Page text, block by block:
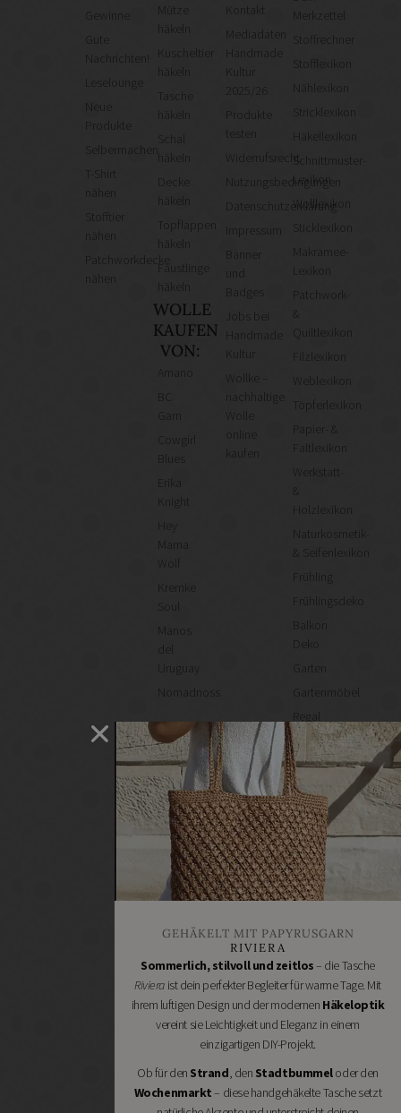
Gute
Nachrichten!
Leselounge
Neue
Produkte
Selbermachen
T-Shirt
Stofftier
Patchworkdecke
Mütze
häkeln
Kuscheltier
häkeln
Tasche
häkeln
häkeln
Topflappen
häkeln
Fäustlinge
häkeln
WOLLE
KAUFEN
VON:
Cowgirl
Knight
Mama
Wolf
Kremke
Manos
Uruguay
Nomadnoss
Kontakt
Mediadaten
Kultur
2025/26
Produkte
testen
Widerrufsrecht
Nutzungsbedingungen
Datenschutzerklärung
Kultur
Wollke –
nachhaltige
kaufen
Merkzettel
Stoffrechner
Stofflexikon
Nählexikon
Stricklexikon
Häkellexikon
Schnittmuster-
Lexikon
Wolllexikon
Sticklexikon
Makramee-
Lexikon
Patchwork-
&
Quiltlexikon
Weblexikon
Töpferlexikon
Papier- &
Faltlexikon
Werkstatt-
&
Holzlexikon
Naturkosmetik-
& Seifenlexikon
Frühling
Frühlingsdeko
Balkon
Deko
Garten
Gartenmöbel
Regal
selber
machen
Heimwerken
Renovieren
DIY
GESCHÄFTE
Bastelbedarf
Stoffgeschäfte
Handgemachtes
Schneidereibedarf
Handarbeitszubehör
DIY
Online
Shops
Schmuckzubehör
Nähmaschinen
GEHÄKELT MIT PAPYRUSGARN
RIVIERA
Sommerlich, stilvoll und zeitlos– die Tasche
Rivieraist dein perfekter Begleiter für warme Tage. Mit
ihrem luftigen Design und der modernen Häkeloptik
vereint sie Leichtigkeit und Eleganz in einem
einzigartigen DIY-Projekt.
Ob für den Strand, den Stadtbummeloder den
Wochenmarkt– diese handgehäkelte Tasche setzt